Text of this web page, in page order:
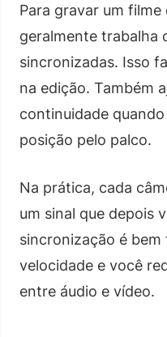
Para gravar um filme
geralmente trabalha
sincronizadas. Isso
na edição. Também
continuidade
posição pelo palco.
Na prática, cada
um sinal que depois
sincronização é
velocidade e você
entre áudio e vídeo.